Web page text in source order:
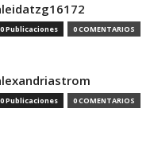
0 Publicaciones 0 COMENTARIOS
0 Publicaciones 0 COMENTARIOS